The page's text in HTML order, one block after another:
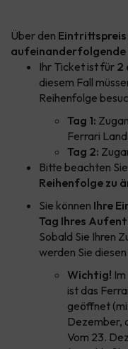
Über den
aufeinanderfolgende
Ihr Ticket ist für 2
diesem Fall
Reihenfolge
Tag 1:
Ferrari
Tag 2:
Bitte beachten
Reihenfolge zu
Sie können Ihre
Tag Ihres
Sobald Sie Ihren
werden Sie
Wichtig!
ist das
geöffnet
Dezember,
Vom 23.